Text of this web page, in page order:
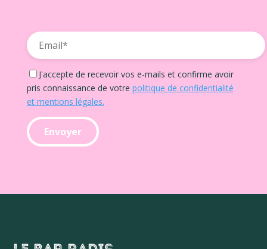
J'accepte de recevoir vos e-mails et confirme avoir
pris connaissance de votre politique de confidentialité
et mentions légales.